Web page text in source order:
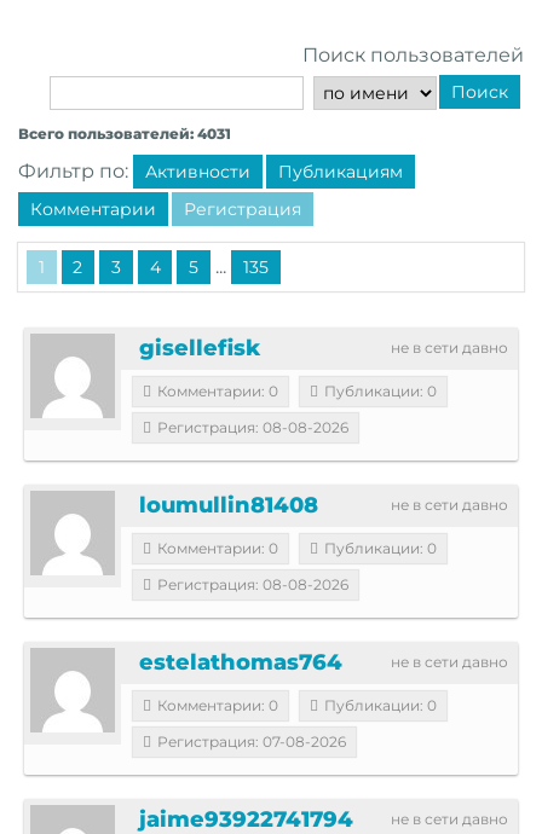
Поиск пользователей
Поиск
Всего пользователей: 4031
Фильтр по: Активности
Публикациям
Комментарии
Регистрация
1 2 3 4 5 ... 135
не в сети давно
gisellefisk
Комментарии: 0
Публикации: 0
Регистрация: 08-08-2026
не в сети давно
loumullin81408
Комментарии: 0
Публикации: 0
Регистрация: 08-08-2026
не в сети давно
estelathomas764
Комментарии: 0
Публикации: 0
Регистрация: 07-08-2026
не в сети давно
jaime93922741794